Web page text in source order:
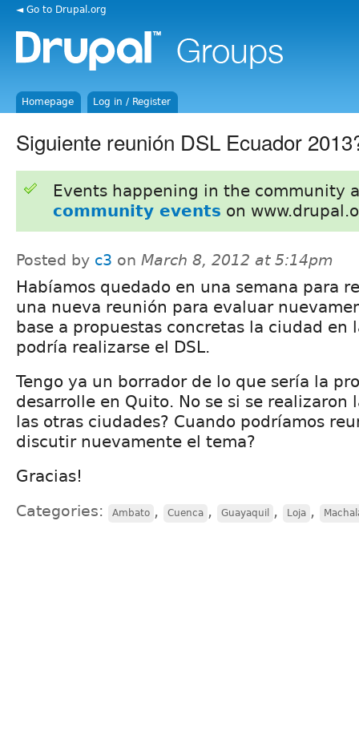
◄ Go to Drupal.org
Homepage Log in / Register
Siguiente reunión DSL Ecuador
Events happening in the community
community events on
Posted by c3 on March 8, 2012 at 5:14pm
Habíamos quedado en una semana para
una nueva reunión para evaluar
base a propuestas concretas la ciudad en
podría realizarse el DSL.
Tengo ya un borrador de lo que sería la
desarrolle en Quito. No se si se realizaron
las otras ciudades? Cuando podríamos
discutir nuevamente el tema?
Gracias!
Categories: Ambato , Cuenca , Guayaquil , Loja ,